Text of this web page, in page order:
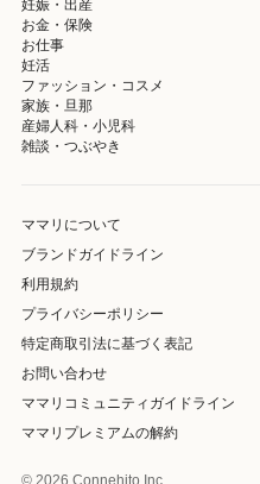
妊娠・出産
お金・保険
お仕事
妊活
ファッション・コスメ
家族・旦那
産婦人科・小児科
雑談・つぶやき
ママリについて
ブランドガイドライン
利用規約
プライバシーポリシー
特定商取引法に基づく表記
お問い合わせ
ママリコミュニティガイドライン
ママリプレミアムの解約
© 2026 Connehito Inc.